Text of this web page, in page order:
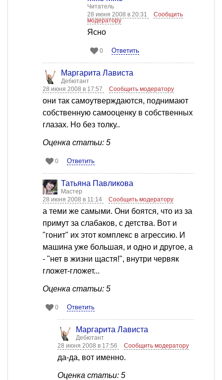
Читатель
28 июня 2008 в 20:31
Сообщить
модератору
Ясно
0 Ответить
Маргарита Лависта
Дебютант
28 июня 2008 в 17:57
Сообщить модератору
они так самоутверждаются, поднимают
собственную самооценку в собственных
глазах. Но без толку..
Оценка статьи: 5
0 Ответить
Татьяна Павликова
Мастер
28 июня 2008 в 11:14
Сообщить модератору
а теми же самыми. Они боятся, что из за
примут за слабаков, с детства. Вот и
"гонит" их этот комплекс в агрессию. И
машина уже большая, и одно и другое, а
- "нет в жизни щастя!", внутри червяк
гложет-гложет...
Оценка статьи: 5
0 Ответить
Маргарита Лависта
Дебютант
28 июня 2008 в 17:56
Сообщить модератору
да-да, вот именно.
Оценка статьи: 5